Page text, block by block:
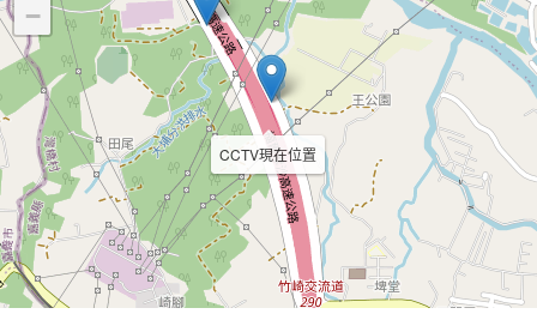
CCTV現在位置
−